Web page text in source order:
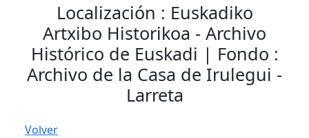
Localización : Euskadiko
Artxibo Historikoa - Archivo
Histórico de Euskadi | Fondo :
Archivo de la Casa de Irulegui -
Larreta
Volver